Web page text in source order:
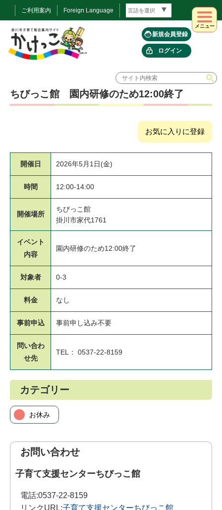
ご利用案内 Foreign Language
新規会員登録
ログイン
メニュー
ちびっこ館 園内研修のため12:00終了
お気に入りに登録
開催日 2026年5月1日(金)
時間 12:00-14:00
開催場所
ちびっこ館
掛川市家代1761
イベント
内容
園内研修のため12:00終了
対象者 0-3
料金 なし
事前申込 事前申し込み不要
問い合わ
せ先
TEL： 0537-22-8159
カテゴリー
お休み
お問い合わせ
子育て支援センターちびっこ館
電話:0537-22-8159
リンクURL:子育て支援センターちびっこ館